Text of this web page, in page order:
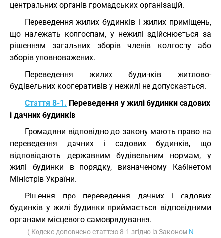
центральних органів громадських організацій.
Переведення жилих будинків і жилих приміщень,
що належать колгоспам, у нежилі здійснюється за
рішенням загальних зборів членів колгоспу або
зборів уповноважених.
Переведення жилих будинків житлово-
будівельних кооперативів у нежилі не допускається.
Стаття 8-1. Переведення у жилі будинки садових
і дачних будинків
Громадяни відповідно до закону мають право на
переведення дачних і садових будинків, що
відповідають державним будівельним нормам, у
жилі будинки в порядку, визначеному Кабінетом
Міністрів України.
Рішення про переведення дачних і садових
будинків у жилі будинки приймається відповідними
органами місцевого самоврядування.
( Кодекс доповнено статтею 8-1 згідно із Законом N